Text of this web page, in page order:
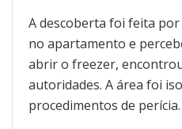
A descoberta foi feita
no apartamento e
abrir o freezer,
autoridades. A área foi
procedimentos de perícia.